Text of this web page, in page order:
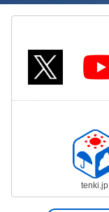
tenki.jp